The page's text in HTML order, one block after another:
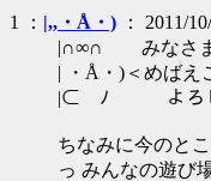
1 ： |,,・Å・) ： 2011/
|∩∞∩ みなさま
| ・Å・)＜めばえ
|⊂ ﾉ よろしく
ちなみに今のと
っ みんなの遊び